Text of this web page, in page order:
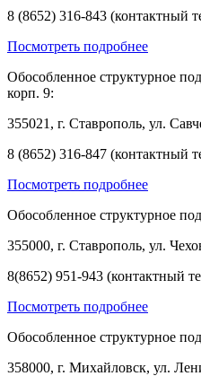
8 (8652) 316-843 (контактный
Посмотреть подробнее
Обособленное структурное
корп. 9:
355021, г. Ставрополь, ул.
8 (8652) 316-847 (контактный
Посмотреть подробнее
Обособленное структурное
355000, г. Ставрополь, ул.
8(8652) 951-943 (контактный
Посмотреть подробнее
Обособленное структурное
358000, г. Михайловск, ул.